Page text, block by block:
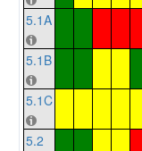
5.1A
5.1B
5.1C
5.2